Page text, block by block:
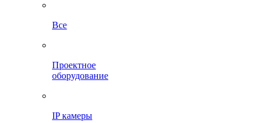
Все
Проектное
оборудование
IP камеры